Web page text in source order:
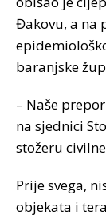
Đakovu, a na
baranjske
– Naše
na sjednici
stožeru
Prije svega,
objekata i